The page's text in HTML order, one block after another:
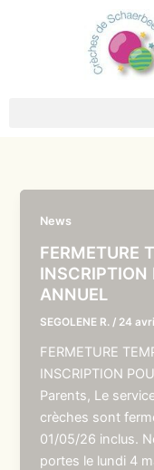
News
FERMETURE
INSCRIPTION
ANNUEL
SEGOLENE R. / 24
FERMETURE
INSCRIPTION
Parents, Le
crèches sont
01/05/26 inclus.
portes le lundi 4